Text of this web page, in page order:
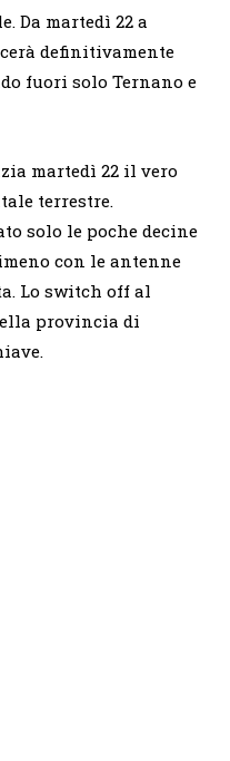
Da martedì 22 a
definitivamente
fuori solo Ternano e
martedì 22 il vero
terrestre.
solo le poche decine
con le antenne
Lo switch off al
provincia di